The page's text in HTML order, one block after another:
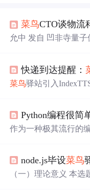
菜鸟CTO谈物流
允中 发自 凹非寺量
中的问题。”“我们...
快递到达提醒：
菜鸟驿站引入
户体验，同时将单次
知智能化升级。
Python编程很简
作为一种极其流行的
域中都有广泛的应用
业的必备能力或者加
node.js毕设菜鸟
（一）理论意义 本选